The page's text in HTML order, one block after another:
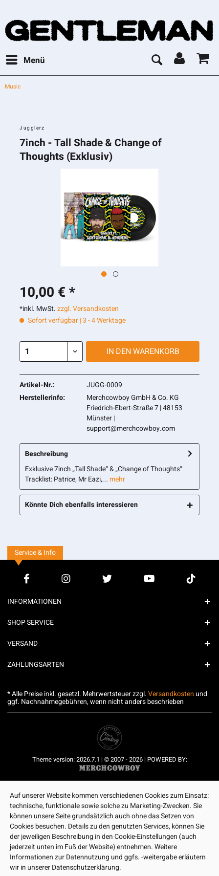
Menü
Music
Jugglerz
7inch - Tall Shade & Change of
Thoughts (Exklusiv)
10,00 € *
*inkl. MwSt.zzgl. Versandkosten
Sofort verfügbar | 3 - 4 Werktage
IN DEN WARENKORB
Artikel-Nr.:
JUGG-0009
Herstellerinfo:
Merchcowboy GmbH & Co. KG
Friedrich-Ebert-Straße 7 | 48153
Münster |
support@merchcowboy.com
Beschreibung
Exklusive 7inch „Tall Shade“ & „Change of Thoughts“
Tracklist: Patrice, Mr Eazi,... mehr
Könnte Dich ebenfalls interessieren
Service & Info
INFORMATIONEN
SHOP SERVICE
VERSAND
ZAHLUNGSARTEN
* Alle Preise inkl. gesetzl. Mehrwertsteuer zzgl.Versandkosten und
ggf. Nachnahmegebühren, wenn nicht anders beschrieben
Theme version: 2026.7.1 | © 2007 - 2026 | POWERED BY:
Auf unserer Website kommen verschiedenen Cookies zum Einsatz:
technische, funktionale sowie solche zu Marketing-Zwecken. Sie
können unsere Seite grundsätzlich auch ohne das Setzen von
Cookies besuchen. Details zu den genutzten Services, können Sie
der jeweiligen Beschreibung in den Cookie-Einstellungen (auch
jederzeit unten im Fuß der Website) entnehmen. Weitere
Informationen zur Datennutzung und ggfs. -weitergabe erläutern
wir in unserer Datenschutzerklärung.